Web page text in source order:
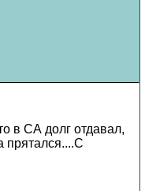
в СА долг отдавал,
прятался....С